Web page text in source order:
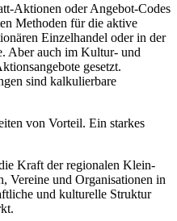
Aktionen oder Angebot-Codes
Methoden für die aktive
Einzelhandel oder in der
Aber auch im Kultur- und
gesetzt.
sind kalkulierbare
von Vorteil. Ein starkes
Kraft der regionalen Klein-
Vereine und Organisationen in
und kulturelle Struktur